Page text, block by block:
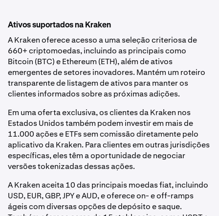
Ativos suportados na Kraken
A Kraken oferece acesso a uma seleção criteriosa de
660+ criptomoedas, incluindo as principais como
Bitcoin (BTC) e Ethereum (ETH), além de ativos
emergentes de setores inovadores. Mantém um roteiro
transparente de listagem de ativos para manter os
clientes informados sobre as próximas adições.
Em uma oferta exclusiva, os clientes da Kraken nos
Estados Unidos também podem investir em mais de
11.000 ações e ETFs sem comissão diretamente pelo
aplicativo da Kraken. Para clientes em outras jurisdições
específicas, eles têm a oportunidade de negociar
versões tokenizadas dessas ações.
A Kraken aceita 10 das principais moedas fiat, incluindo
USD, EUR, GBP, JPY e AUD, e oferece on- e off-ramps
ágeis com diversas opções de depósito e saque.